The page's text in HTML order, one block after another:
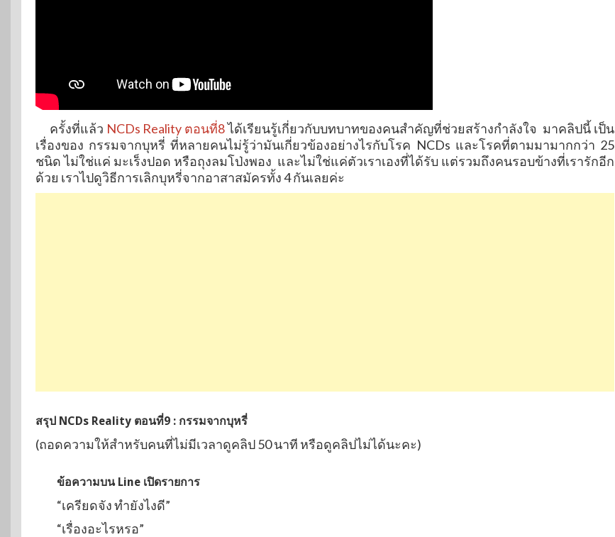
ครั้งที่แล้ว NCDs Reality ตอนที่8ได้เรียนรู้เกี่ยวกับบทบาทของคนสำคัญที่ช่วยสร้างกำลังใจ มาคลิปนี้ เป็น
เรื่องของ กรรมจากบุหรี่ ที่หลายคนไม่รู้ว่ามันเกี่ยวข้องอย่างไรกับโรค NCDs และโรคที่ตามมามากกว่า 25
ชนิด ไม่ใช่แค่ มะเร็งปอด หรือถุงลมโป่งพอง และไม่ใช่แค่ตัวเราเองที่ได้รับ แต่รวมถึงคนรอบข้างที่เรารักอีก
ด้วย เราไปดูวิธีการเลิกบุหรี่จากอาสาสมัครทั้ง 4 กันเลยค่ะ
สรุป NCDs Reality ตอนที่9 : กรรมจากบุหรี่
(ถอดความให้สำหรับคนที่ไม่มีเวลาดูคลิป 50 นาที หรือดูคลิปไม่ได้นะคะ)
ข้อความบน Line เปิดรายการ
“เครียดจัง ทำยังไงดี”
“เรื่องอะไรหรอ”